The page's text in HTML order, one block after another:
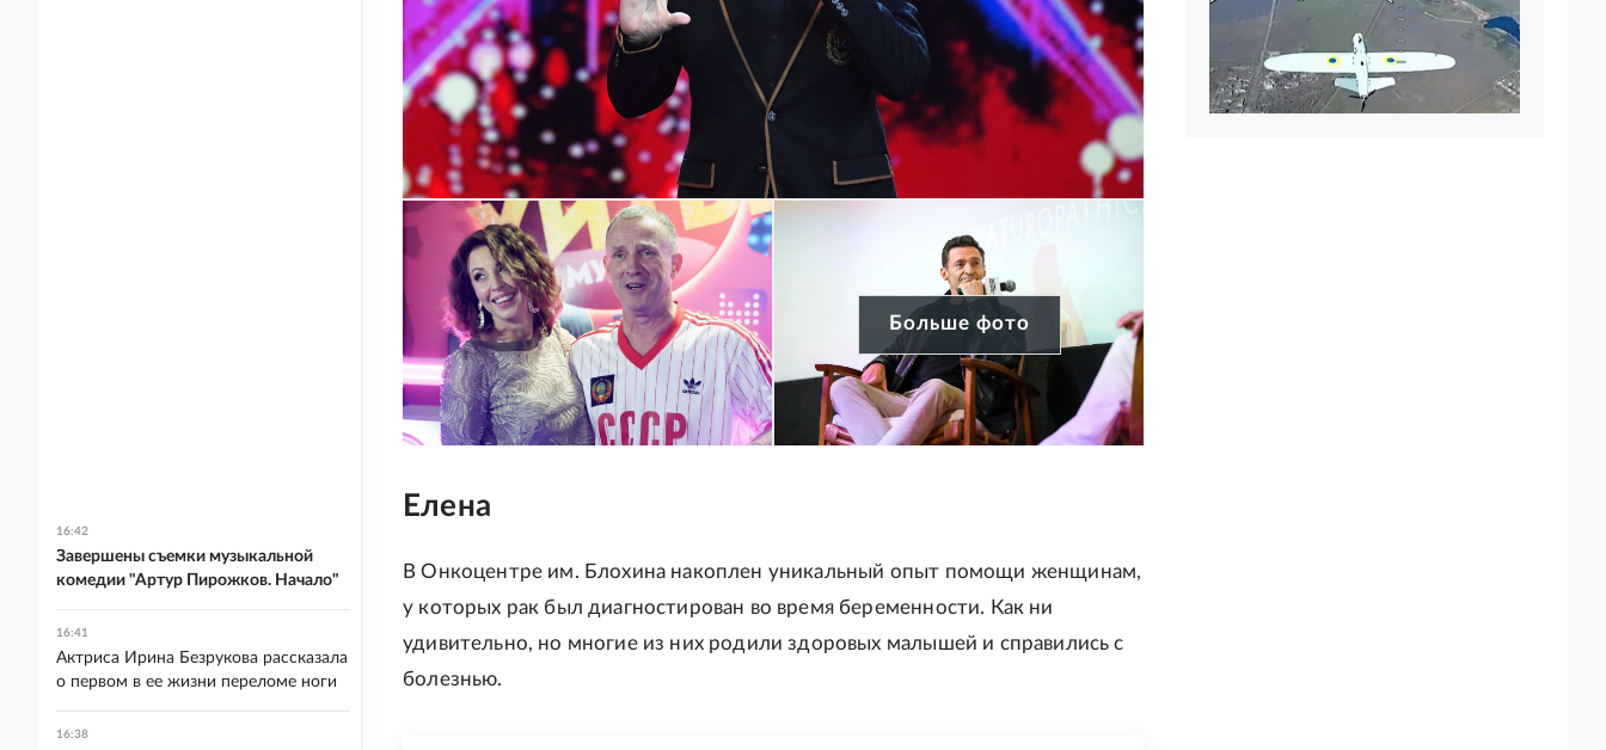
Больше фото
Елена
В Онкоцентре им. Блохина накоплен уникальный опыт помощи женщинам,
у которых рак был диагностирован во время беременности. Как ни
удивительно, но многие из них родили здоровых малышей и справились с
болезнью.
16:42
Завершены съемки музыкальной
комедии "Артур Пирожков. Начало"
16:41
Актриса Ирина Безрукова рассказала
о первом в ее жизни переломе ноги
16:38